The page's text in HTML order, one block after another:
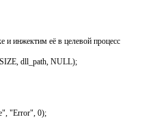
и инжектим её в целевой процесс
, dll_path, NULL);
, "Error", 0);